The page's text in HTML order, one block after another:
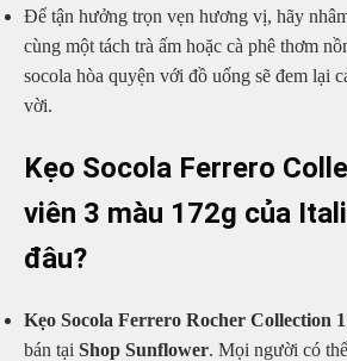
Để tận hưởng trọn vẹn hương vị, hãy
cùng một tách trà ấm hoặc cà phê thơm
socola hòa quyện với đồ uống sẽ đem lại
vời.
Kẹo Socola Ferrero
viên 3 màu 172g của
đâu?
Kẹo Socola Ferrero Rocher Collection
bán tại Shop Sunflower. Mọi người có